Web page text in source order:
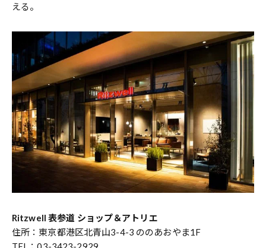
える。
Ritzwell 表参道 ショップ＆アトリエ
住所：東京都港区北青山3-4-3 ののあおやま1F